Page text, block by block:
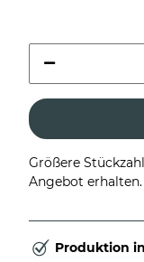
Größere
Angebot erhalten.
Produktion